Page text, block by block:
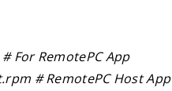
For RemotePC App
# RemotePC Host App